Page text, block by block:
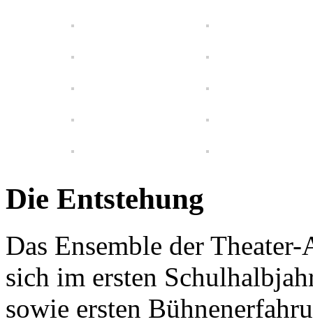
Die Entstehung
Das Ensemble der
sich im ersten
sowie ersten